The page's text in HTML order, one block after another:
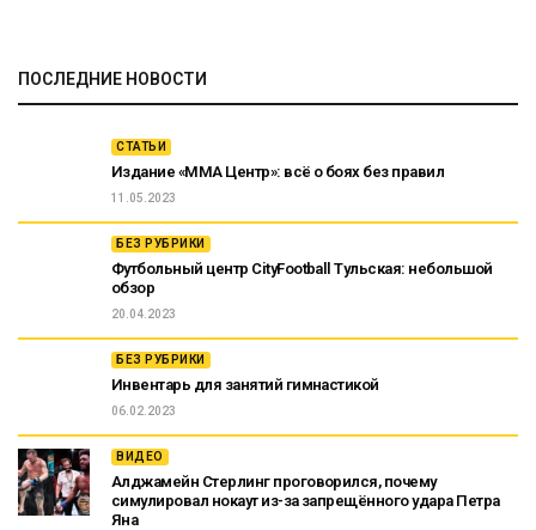
ПОСЛЕДНИЕ НОВОСТИ
СТАТЬИ
Издание «ММА Центр»: всё о боях без правил
11.05.2023
БЕЗ РУБРИКИ
Футбольный центр CityFootball Тульская: небольшой
обзор
20.04.2023
БЕЗ РУБРИКИ
Инвентарь для занятий гимнастикой
06.02.2023
ВИДЕО
Алджамейн Стерлинг проговорился, почему
симулировал нокаут из-за запрещённого удара Петра
Яна